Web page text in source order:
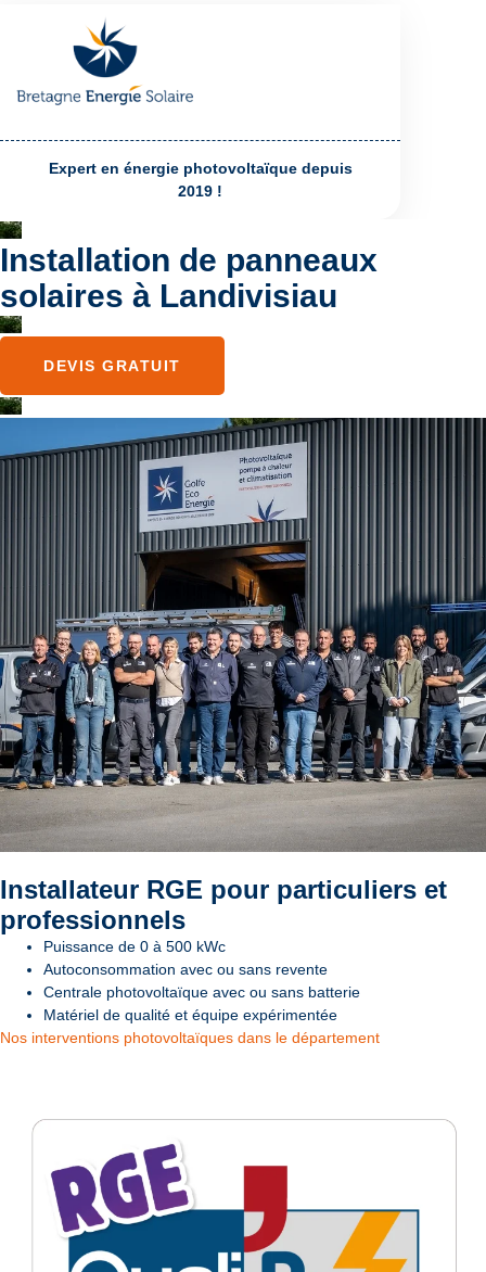
Expert en énergie photovoltaïque depuis
2019 !
Installation de panneaux
solaires à Landivisiau
DEVIS GRATUIT
Installateur RGE pour particuliers et
professionnels
Puissance de 0 à 500 kWc
Autoconsommation avec ou sans revente
Centrale photovoltaïque avec ou sans batterie
Matériel de qualité et équipe expérimentée
Nos interventions photovoltaïques dans le département